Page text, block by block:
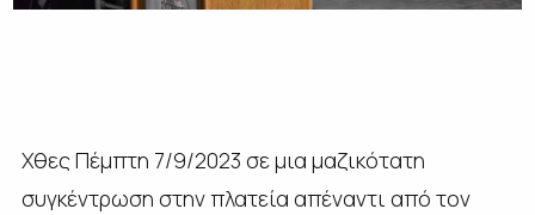
Χθες Πέμπτη 7/9/2023 σε μια μαζικότατη
συγκέντρωση στην πλατεία απέναντι από τον